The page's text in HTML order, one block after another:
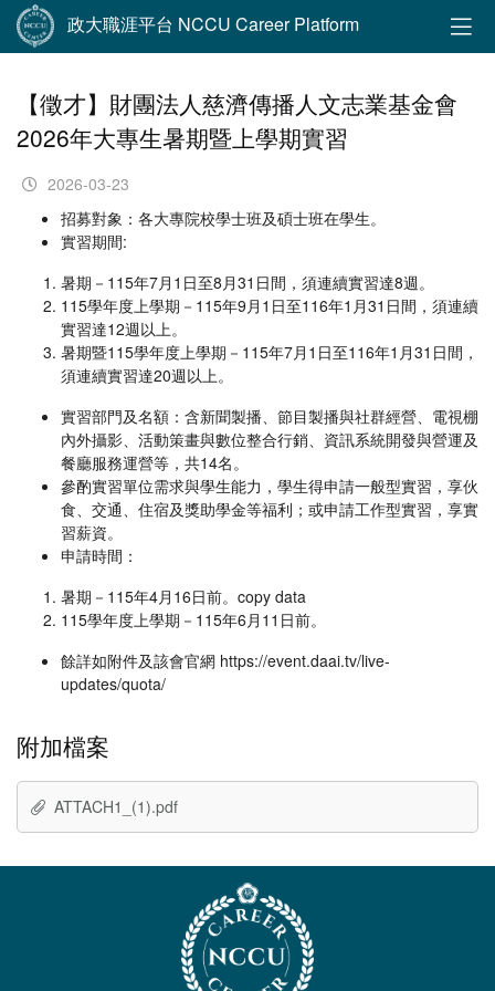
政大職涯平台 NCCU Career Platform
【徵才】財團法人慈濟傳播人文志業基金會
2026年大專生暑期暨上學期實習
2026-03-23
招募對象：各大專院校學士班及碩士班在學生。
實習期間:
暑期－115年7月1日至8月31日間，須連續實習達8週。
115學年度上學期－115年9月1日至116年1月31日間，須連續
實習達12週以上。
暑期暨115學年度上學期－115年7月1日至116年1月31日間，
須連續實習達20週以上。
實習部門及名額：含新聞製播、節目製播與社群經營、電視棚
內外攝影、活動策畫與數位整合行銷、資訊系統開發與營運及
餐廳服務運營等，共14名。
參酌實習單位需求與學生能力，學生得申請一般型實習，享伙
食、交通、住宿及獎助學金等福利；或申請工作型實習，享實
習薪資。
申請時間：
暑期－115年4月16日前。copy data
115學年度上學期－115年6月11日前。
餘詳如附件及該會官網 https://event.daai.tv/live-
updates/quota/
附加檔案
ATTACH1_(1).pdf